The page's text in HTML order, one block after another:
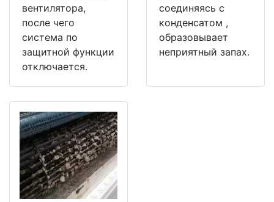
вентилятора,
после чего
система по
защитной функции
отключается.
соединяясь с
конденсатом ,
образовывает
неприятный запах.